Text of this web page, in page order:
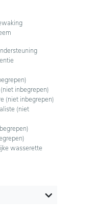
inbegrepen)
(niet inbegrepen)
(niet
wasserette